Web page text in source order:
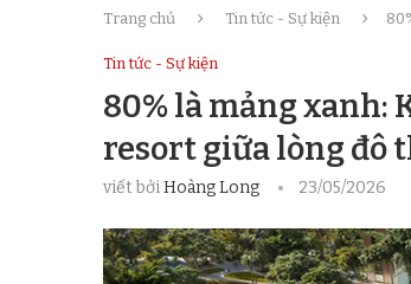
Trang chủ Tin tức - Sự kiện
Tin tức - Sự kiện
80% là mảng xanh:
resort giữa lòng đô
viết bởiHoàng Long 23/05/2026